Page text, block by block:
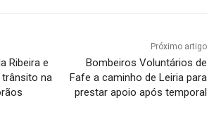
Ribeira e
na
Próximo artigo
Bombeiros Voluntários de
Fafe a caminho de Leiria para
prestar apoio após temporal